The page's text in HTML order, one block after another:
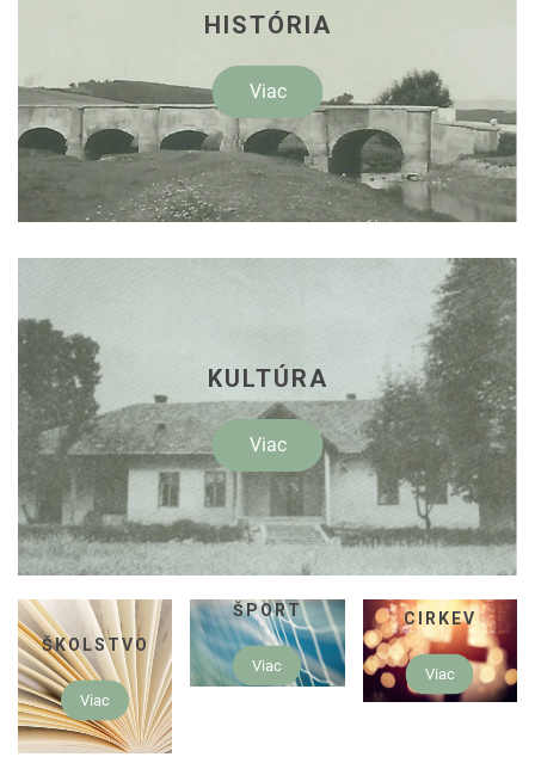
HISTÓRIA
Viac
KULTÚRA
Viac
ŠKOLSTVO
Viac
ŠPORT
Viac
CIRKEV
Viac